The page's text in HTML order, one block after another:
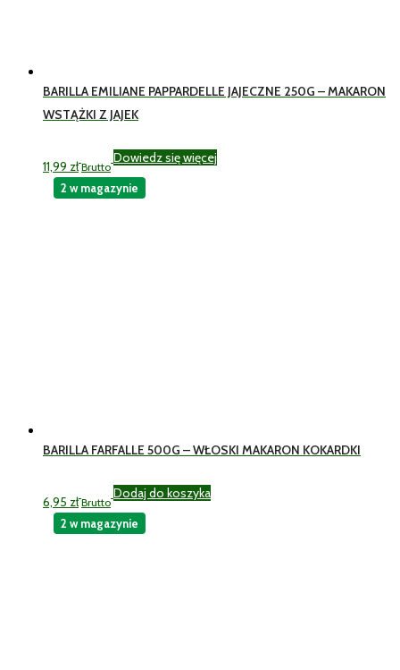
BARILLA EMILIANE PAPPARDELLE JAJECZNE 250G – MAKARON
WSTĄŻKI Z JAJEK
11,99 zł Brutto
Dowiedz się więcej
BARILLA FARFALLE 500G – WŁOSKI MAKARON KOKARDKI
6,95 zł Brutto
Dodaj do koszyka
2 w magazynie
2 w magazynie